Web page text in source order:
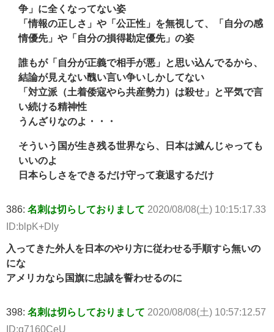
争」に全くなってない姿
「情報の正しさ」や「公正性」を無視して、「自分の感
情優先」や「自分の損得勘定優先」の姿
誰もが「自分が正義で相手が悪」と思い込んでるから、
結論が見えない醜い言い争いしかしてない
「対立派（土着倭寇やら共産勢力）は殺せ」と平気で言
い続ける精神性
うんざりなのよ・・・
そういう国が生き残る世界なら、日本は滅んじゃっても
いいのよ
日本らしさをできるだけ守って衰退するだけ
386: 名刺は切らしておりまして 2020/08/08(土) 10:15:17.33
ID:blpK+Dly
入ってきた外人を日本のやり方に従わせる手順すら無いの
にな
アメリカなら国旗に忠誠を誓わせるのに
398: 名刺は切らしておりまして 2020/08/08(土) 10:57:12.57
ID:q7160CeU